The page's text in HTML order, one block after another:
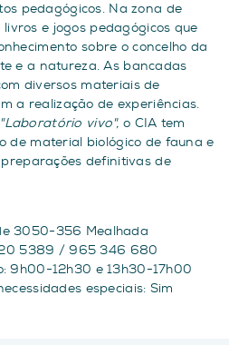
pedagógicos. Na zona de
e jogos pedagógicos que
sobre o concelho da
e a natureza. As bancadas
diversos materiais de
a realização de experiências.
"Laboratório vivo", o CIA tem
de material biológico de fauna e
definitivas de
3050-356 Mealhada
20 5389 / 965 346 680
9h00-12h30 e 13h30-17h00
especiais: Sim